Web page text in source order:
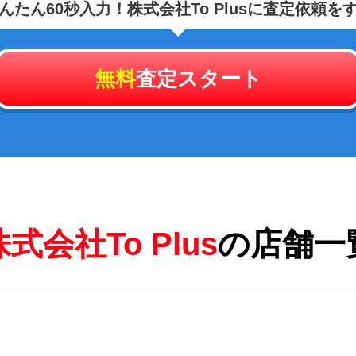
たん60秒入力！ 株式会社To Plusに査定依頼を
無料査定スタート
式会社To Plusの店舗一